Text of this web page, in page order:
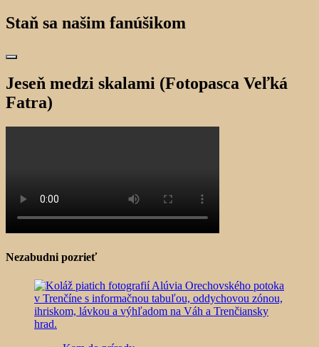
Staň sa našim fanúšikom
Jeseň medzi skalami (Fotopasca Veľká
Fatra)
Nezabudni pozrieť